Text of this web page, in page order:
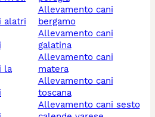
allevamento cani
bergamo
allevamento cani
galatina
allevamento cani
matera
allevamento cani
toscana
allevamento cani sesto